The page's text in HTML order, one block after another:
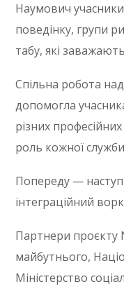
Наумович
поведінку, групи
табу, які
Спільна робота
допомогла
різних
роль кожної
Попереду —
інтеграційний
Партнери проєкту
майбутнього,
Міністерство